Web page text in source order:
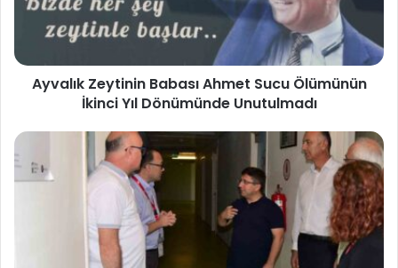
Ayvalık Zeytinin Babası Ahmet Sucu Ölümünün
İkinci Yıl Dönümünde Unutulmadı